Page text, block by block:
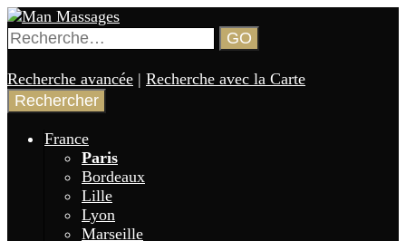
Aller
au
contenu
principal
Man Massages
Rechercher : GO
Recherche avancée | Recherche avec la Carte
France
Paris
Bordeaux
Lille
Lyon
Marseille